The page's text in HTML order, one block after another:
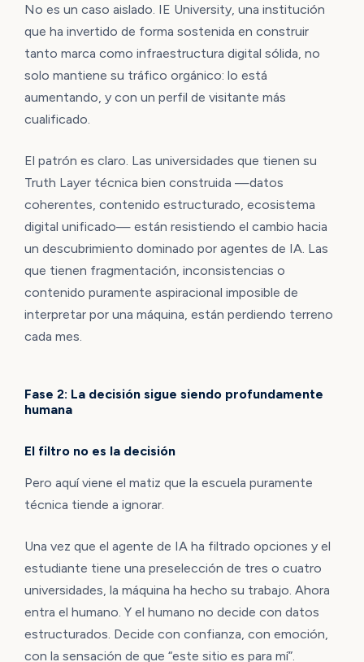
No es un caso aislado. IE University, una institución
que ha invertido de forma sostenida en construir
tanto marca como infraestructura digital sólida, no
solo mantiene su tráfico orgánico: lo está
aumentando, y con un perfil de visitante más
cualificado.
El patrón es claro. Las universidades que tienen su
Truth Layer técnica bien construida —datos
coherentes, contenido estructurado, ecosistema
digital unificado— están resistiendo el cambio hacia
un descubrimiento dominado por agentes de IA. Las
que tienen fragmentación, inconsistencias o
contenido puramente aspiracional imposible de
interpretar por una máquina, están perdiendo terreno
cada mes.
Fase 2: La decisión sigue siendo profundamente
humana
El filtro no es la decisión
Pero aquí viene el matiz que la escuela puramente
técnica tiende a ignorar.
Una vez que el agente de IA ha filtrado opciones y el
estudiante tiene una preselección de tres o cuatro
universidades, la máquina ha hecho su trabajo. Ahora
entra el humano. Y el humano no decide con datos
estructurados. Decide con confianza, con emoción,
con la sensación de que “este sitio es para mí”.